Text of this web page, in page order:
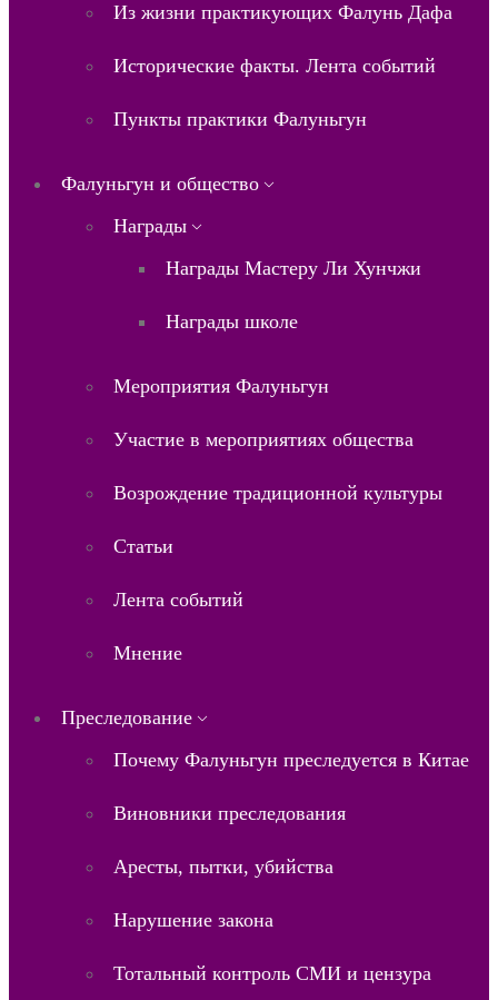
Из жизни практикующих Фалунь Дафа
Исторические факты. Лента событий
Пункты практики Фалуньгун
Фалуньгун и общество
Награды
Награды Мастеру Ли Хунчжи
Награды школе
Мероприятия Фалуньгун
Участие в мероприятиях общества
Возрождение традиционной культуры
Статьи
Лента событий
Мнение
Преследование
Почему Фалуньгун преследуется в Китае
Виновники преследования
Аресты, пытки, убийства
Нарушение закона
Тотальный контроль СМИ и цензура